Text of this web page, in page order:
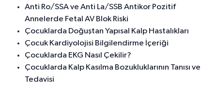
Anti Ro/SSA ve Anti La/SSB Antikor Pozitif
Annelerde Fetal AV Blok Riski
Çocuklarda Doğuştan Yapısal Kalp Hastalıkları
Çocuk Kardiyolojisi Bilgilendirme İçeriği
Çocuklarda EKG Nasıl Çekilir?
Çocuklarda Kalp Kasılma Bozukluklarının Tanısı ve
Tedavisi